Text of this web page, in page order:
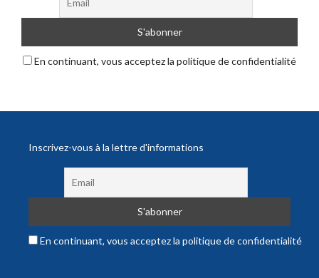
En continuant, vous acceptez la politique de confidentialité
Inscrivez-vous à la lettre d'informations
En continuant, vous acceptez la politique de confidentialité